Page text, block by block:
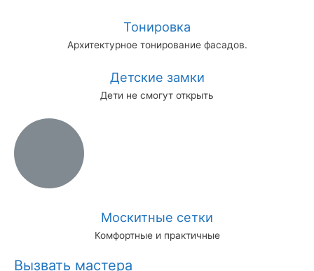
Тонировка
Архитектурное тонирование фасадов.
Детские замки
Дети не смогут открыть
Москитные сетки
Комфортные и практичные
Вызвать мастера